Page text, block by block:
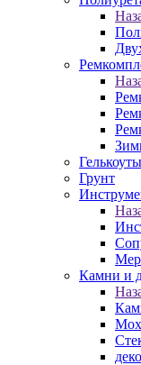
Гелькоуты
Грунт
Камни и
Мох